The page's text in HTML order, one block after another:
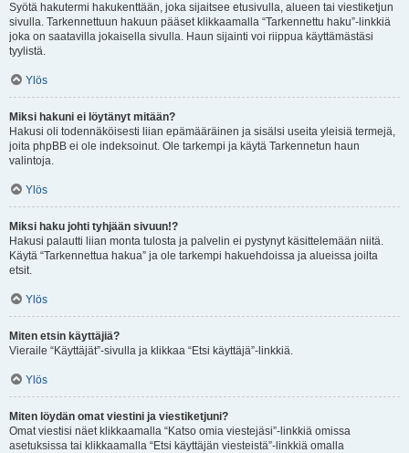
Syötä hakutermi hakukenttään, joka sijaitsee etusivulla, alueen tai viestiketjun
sivulla. Tarkennettuun hakuun pääset klikkaamalla “Tarkennettu haku”-linkkiä
joka on saatavilla jokaisella sivulla. Haun sijainti voi riippua käyttämästäsi
tyylistä.
Ylös
Miksi hakuni ei löytänyt mitään?
Hakusi oli todennäköisesti liian epämääräinen ja sisälsi useita yleisiä termejä,
joita phpBB ei ole indeksoinut. Ole tarkempi ja käytä Tarkennetun haun
valintoja.
Ylös
Miksi haku johti tyhjään sivuun!?
Hakusi palautti liian monta tulosta ja palvelin ei pystynyt käsittelemään niitä.
Käytä “Tarkennettua hakua” ja ole tarkempi hakuehdoissa ja alueissa joilta
etsit.
Ylös
Miten etsin käyttäjiä?
Vieraile “Käyttäjät”-sivulla ja klikkaa “Etsi käyttäjä”-linkkiä.
Ylös
Miten löydän omat viestini ja viestiketjuni?
Omat viestisi näet klikkaamalla “Katso omia viestejäsi”-linkkiä omissa
asetuksissa tai klikkaamalla “Etsi käyttäjän viesteistä”-linkkiä omalla